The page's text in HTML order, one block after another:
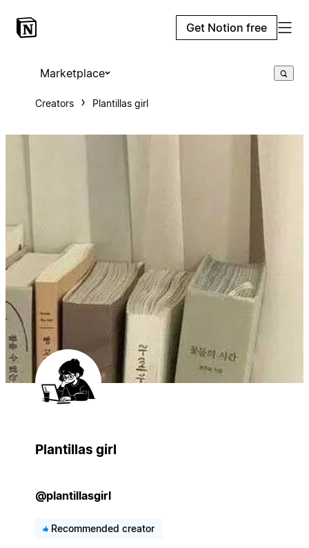
Get Notion free
Marketplace
Creators Plantillas girl
Plantillas girl
@plantillasgirl
Recommended creator